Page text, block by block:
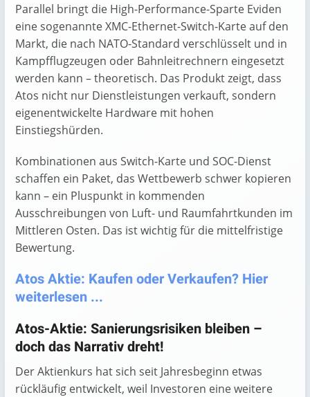
Parallel bringt die High-Performance-Sparte Eviden
eine sogenannte XMC-Ethernet-Switch-Karte auf den
Markt, die nach NATO-Standard verschlüsselt und in
Kampfflugzeugen oder Bahnleitrechnern eingesetzt
werden kann – theoretisch. Das Produkt zeigt, dass
Atos nicht nur Dienstleistungen verkauft, sondern
eigenentwickelte Hardware mit hohen
Einstiegshürden.
Kombinationen aus Switch-Karte und SOC-Dienst
schaffen ein Paket, das Wettbewerb schwer kopieren
kann – ein Pluspunkt in kommenden
Ausschreibungen von Luft- und Raumfahrtkunden im
Mittleren Osten. Das ist wichtig für die mittelfristige
Bewertung.
Atos Aktie: Kaufen oder Verkaufen? Hier
weiterlesen ...
Atos-Aktie: Sanierungsrisiken bleiben –
doch das Narrativ dreht!
Der Aktienkurs hat sich seit Jahresbeginn etwas
rückläufig entwickelt, weil Investoren eine weitere